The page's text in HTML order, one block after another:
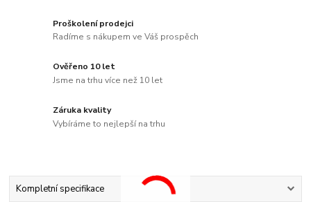
Proškolení prodejci
Radíme s nákupem ve Váš prospěch
Ověřeno 10 let
Jsme na trhu více než 10 let
Záruka kvality
Vybíráme to nejlepší na trhu
Kompletní specifikace